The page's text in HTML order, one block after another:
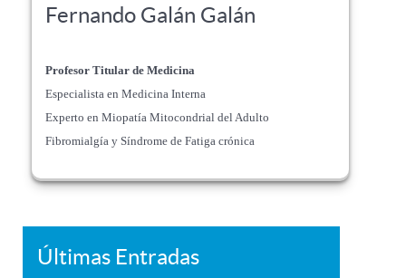
Fernando Galán Galán
Profesor Titular de Medicina
Especialista en Medicina Interna
Experto en Miopatía Mitocondrial del Adulto
Fibromialgía y Síndrome de Fatiga crónica
Últimas Entradas